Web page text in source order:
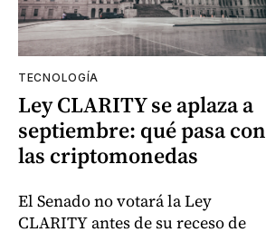
TECNOLOGÍA
Ley CLARITY se aplaza a
septiembre: qué pasa con
las criptomonedas
El Senado no votará la Ley
CLARITY antes de su receso de